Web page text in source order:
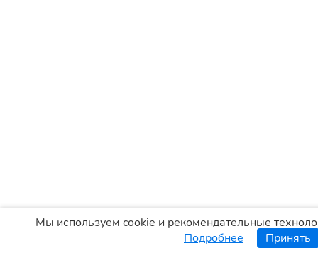
Мы используем cookie и рекомендательные
Подробнее
Принять